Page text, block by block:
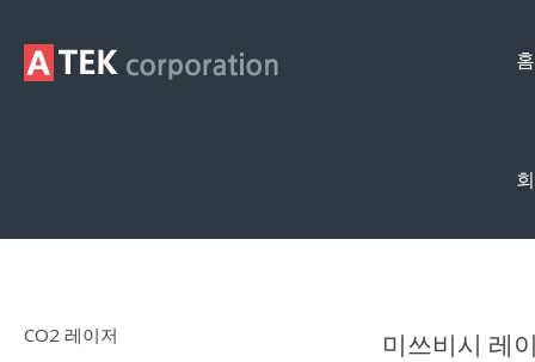
홈
CO2 레이저 미쓰비시 레